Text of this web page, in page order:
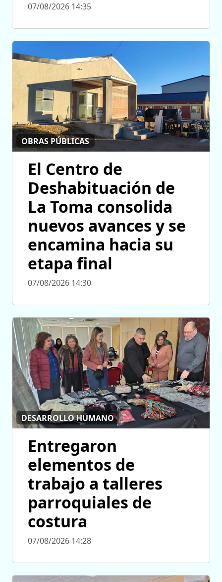
07/08/2026 14:35
OBRAS PÚBLICAS
El Centro de
Deshabituación de
La Toma consolida
nuevos avances y se
encamina hacia su
etapa final
07/08/2026 14:30
DESARROLLO HUMANO
Entregaron
elementos de
trabajo a talleres
parroquiales de
costura
07/08/2026 14:28